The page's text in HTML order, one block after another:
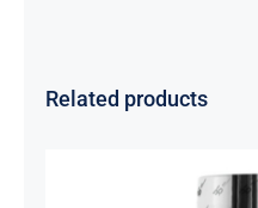
Related products